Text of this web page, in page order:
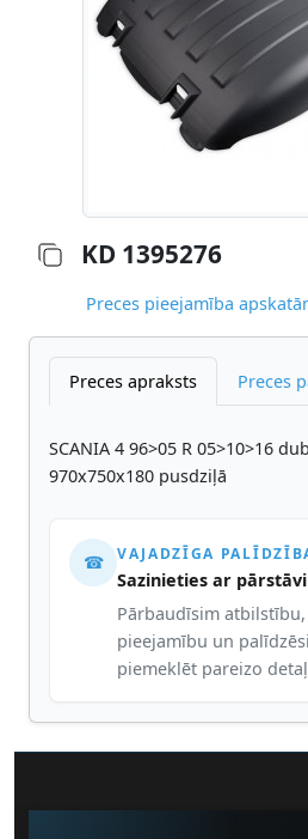
KD 1395276
Preces pieejamība
Preces apraksts Preces
SCANIA 4 96>05 R 05>10>16
970x750x180 pusdziļā
☎ VAJADZĪGA
Sazinieties ar pārstāvi
Pārbaudīsim atbilstību,
pieejamību un
piemeklēt pareizo